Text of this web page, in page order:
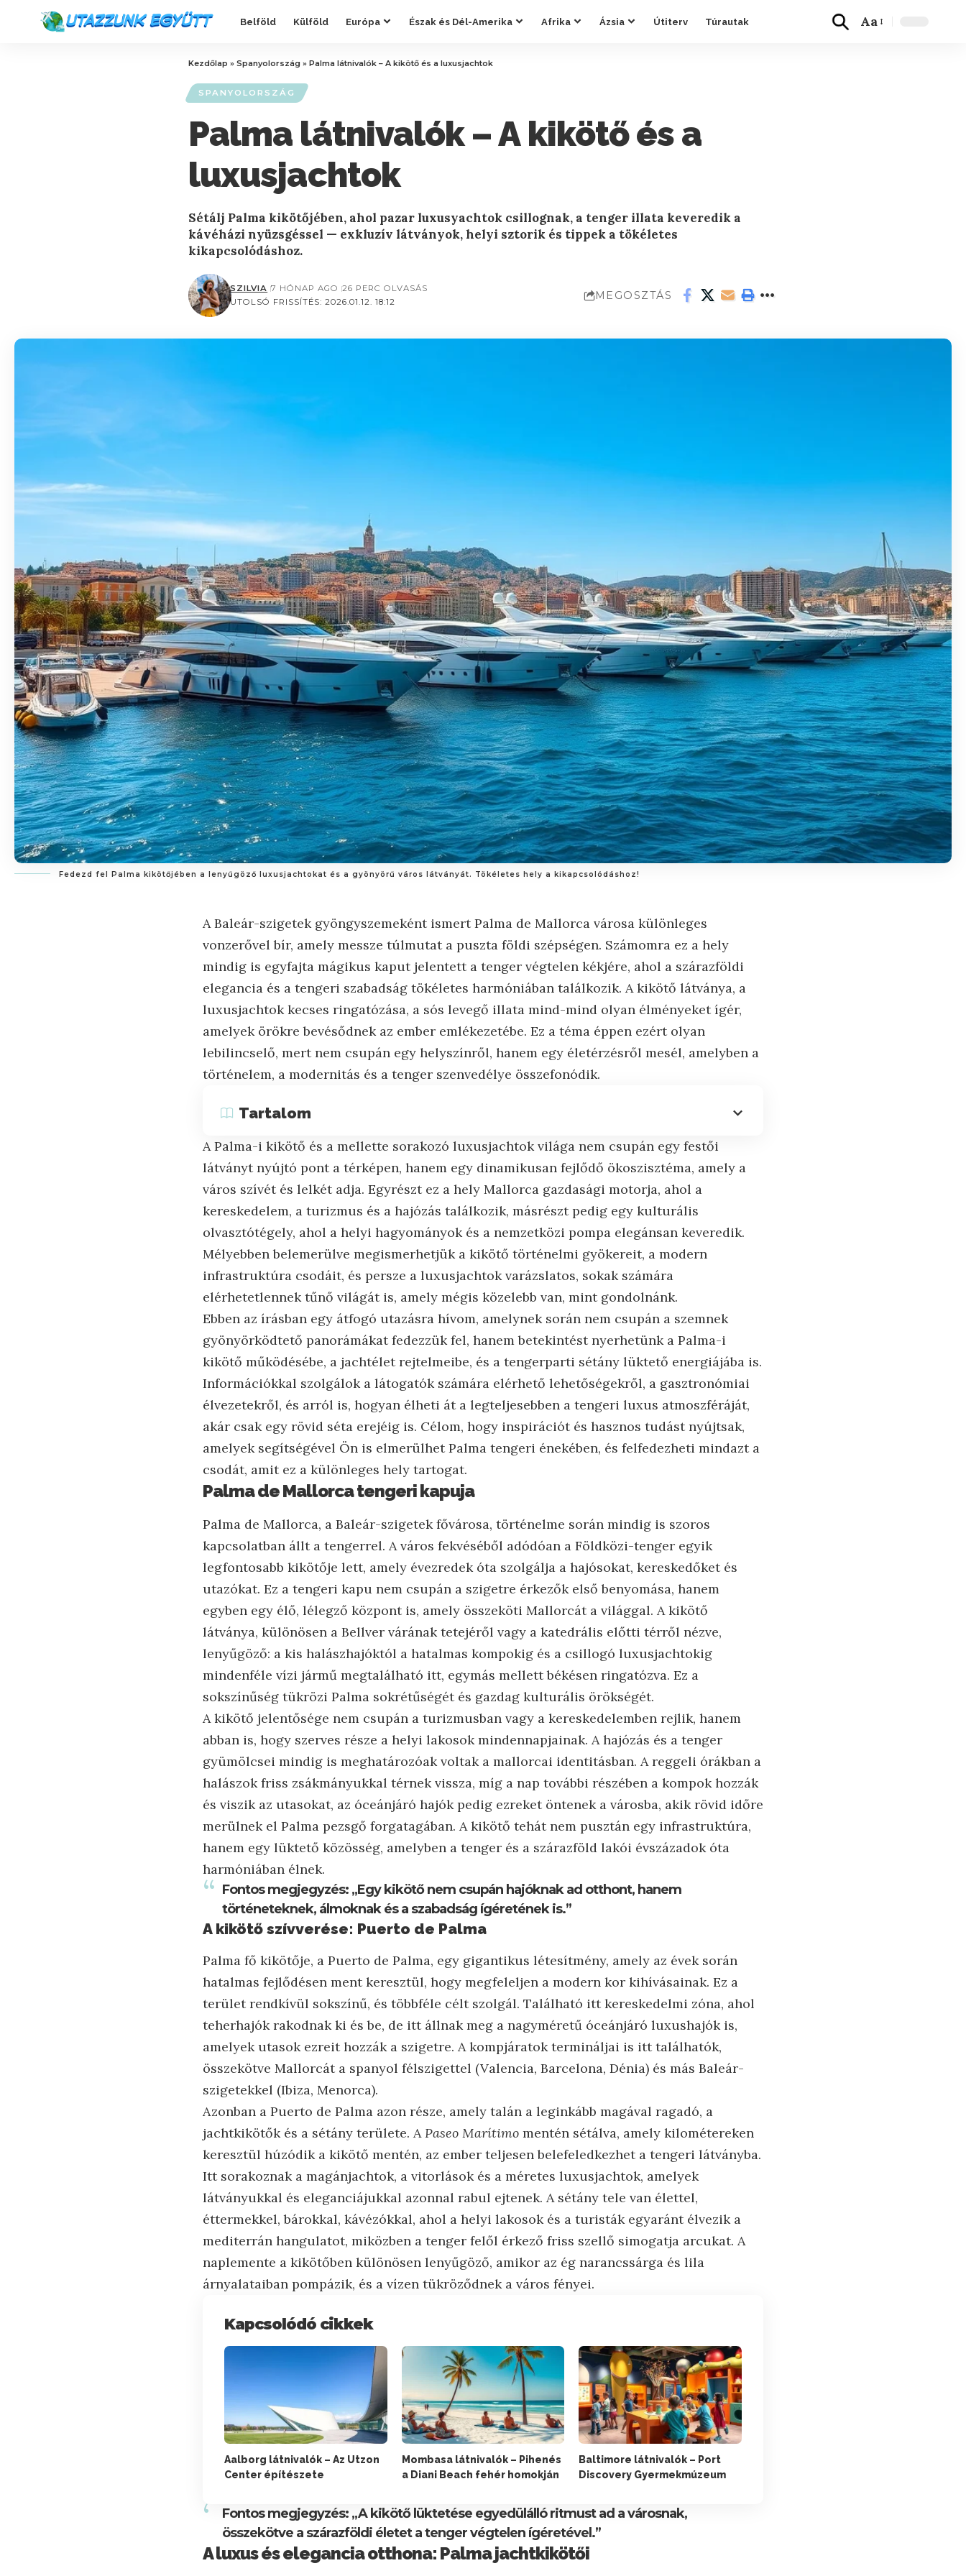
Belföld Külföld Európa Észak és Dél-Amerika Afrika Ázsia Útiterv Túrautak Aa
Kezdőlap » Spanyolország » Palma látnivalók – A kikötő és a luxusjachtok
SPANYOLORSZÁG
Palma látnivalók – A kikötő és a
luxusjachtok
Sétálj Palma kikötőjében, ahol pazar luxusyachtok csillognak, a tenger illata keveredik a
kávéházi nyüzsgéssel — exkluzív látványok, helyi sztorik és tippek a tökéletes
kikapcsolódáshoz.
UTOLSÓ FRISSÍTÉS: 2026.01.12. 18:12
SZILVIA 7 HÓNAP AGO 26 PERC OLVASÁS
MEGOSZTÁS
Fedezd fel Palma kikötőjében a lenyűgöző luxusjachtokat és a gyönyörű város látványát. Tökéletes hely a kikapcsolódáshoz!
A Baleár-szigetek gyöngyszemeként ismert Palma de Mallorca városa különleges
vonzerővel bír, amely messze túlmutat a puszta földi szépségen. Számomra ez a hely
mindig is egyfajta mágikus kaput jelentett a tenger végtelen kékjére, ahol a szárazföldi
elegancia és a tengeri szabadság tökéletes harmóniában találkozik. A kikötő látványa, a
luxusjachtok kecses ringatózása, a sós levegő illata mind-mind olyan élményeket ígér,
amelyek örökre bevésődnek az ember emlékezetébe. Ez a téma éppen ezért olyan
lebilincselő, mert nem csupán egy helyszínről, hanem egy életérzésről mesél, amelyben a
történelem, a modernitás és a tenger szenvedélye összefonódik.
Tartalom
A Palma-i kikötő és a mellette sorakozó luxusjachtok világa nem csupán egy festői
látványt nyújtó pont a térképen, hanem egy dinamikusan fejlődő ökoszisztéma, amely a
város szívét és lelkét adja. Egyrészt ez a hely Mallorca gazdasági motorja, ahol a
kereskedelem, a turizmus és a hajózás találkozik, másrészt pedig egy kulturális
olvasztótégely, ahol a helyi hagyományok és a nemzetközi pompa elegánsan keveredik.
Mélyebben belemerülve megismerhetjük a kikötő történelmi gyökereit, a modern
infrastruktúra csodáit, és persze a luxusjachtok varázslatos, sokak számára
elérhetetlennek tűnő világát is, amely mégis közelebb van, mint gondolnánk.
Ebben az írásban egy átfogó utazásra hívom, amelynek során nem csupán a szemnek
gyönyörködtető panorámákat fedezzük fel, hanem betekintést nyerhetünk a Palma-i
kikötő működésébe, a jachtélet rejtelmeibe, és a tengerparti sétány lüktető energiájába is.
Információkkal szolgálok a látogatók számára elérhető lehetőségekről, a gasztronómiai
élvezetekről, és arról is, hogyan élheti át a legteljesebben a tengeri luxus atmoszféráját,
akár csak egy rövid séta erejéig is. Célom, hogy inspirációt és hasznos tudást nyújtsak,
amelyek segítségével Ön is elmerülhet Palma tengeri énekében, és felfedezheti mindazt a
csodát, amit ez a különleges hely tartogat.
Palma de Mallorca tengeri kapuja
Palma de Mallorca, a Baleár-szigetek fővárosa, történelme során mindig is szoros
kapcsolatban állt a tengerrel. A város fekvéséből adódóan a Földközi-tenger egyik
legfontosabb kikötője lett, amely évezredek óta szolgálja a hajósokat, kereskedőket és
utazókat. Ez a tengeri kapu nem csupán a szigetre érkezők első benyomása, hanem
egyben egy élő, lélegző központ is, amely összeköti Mallorcát a világgal. A kikötő
látványa, különösen a Bellver várának tetejéről vagy a katedrális előtti térről nézve,
lenyűgöző: a kis halászhajóktól a hatalmas kompokig és a csillogó luxusjachtokig
mindenféle vízi jármű megtalálható itt, egymás mellett békésen ringatózva. Ez a
sokszínűség tükrözi Palma sokrétűségét és gazdag kulturális örökségét.
A kikötő jelentősége nem csupán a turizmusban vagy a kereskedelemben rejlik, hanem
abban is, hogy szerves része a helyi lakosok mindennapjainak. A hajózás és a tenger
gyümölcsei mindig is meghatározóak voltak a mallorcai identitásban. A reggeli órákban a
halászok friss zsákmányukkal térnek vissza, míg a nap további részében a kompok hozzák
és viszik az utasokat, az óceánjáró hajók pedig ezreket öntenek a városba, akik rövid időre
merülnek el Palma pezsgő forgatagában. A kikötő tehát nem pusztán egy infrastruktúra,
hanem egy lüktető közösség, amelyben a tenger és a szárazföld lakói évszázadok óta
harmóniában élnek.
Fontos megjegyzés: „Egy kikötő nem csupán hajóknak ad otthont, hanem
történeteknek, álmoknak és a szabadság ígéretének is.”
A kikötő szívverése: Puerto de Palma
Palma fő kikötője, a Puerto de Palma, egy gigantikus létesítmény, amely az évek során
hatalmas fejlődésen ment keresztül, hogy megfeleljen a modern kor kihívásainak. Ez a
terület rendkívül sokszínű, és többféle célt szolgál. Található itt kereskedelmi zóna, ahol
teherhajók rakodnak ki és be, de itt állnak meg a nagyméretű óceánjáró luxushajók is,
amelyek utasok ezreit hozzák a szigetre. A kompjáratok termináljai is itt találhatók,
összekötve Mallorcát a spanyol félszigettel (Valencia, Barcelona, Dénia) és más Baleár-
szigetekkel (Ibiza, Menorca).
Azonban a Puerto de Palma azon része, amely talán a leginkább magával ragadó, a
jachtkikötők és a sétány területe. APaseo Marítimo mentén sétálva, amely kilométereken
keresztül húzódik a kikötő mentén, az ember teljesen belefeledkezhet a tengeri látványba.
Itt sorakoznak a magánjachtok, a vitorlások és a méretes luxusjachtok, amelyek
látványukkal és eleganciájukkal azonnal rabul ejtenek. A sétány tele van élettel,
éttermekkel, bárokkal, kávézókkal, ahol a helyi lakosok és a turisták egyaránt élvezik a
mediterrán hangulatot, miközben a tenger felől érkező friss szellő simogatja arcukat. A
naplemente a kikötőben különösen lenyűgöző, amikor az ég narancssárga és lila
árnyalataiban pompázik, és a vízen tükröződnek a város fényei.
Kapcsolódó cikkek
Aalborg látnivalók – Az Utzon
Center építészete
Mombasa látnivalók – Pihenés
a Diani Beach fehér homokján
Baltimore látnivalók – Port
Discovery Gyermekmúzeum
Fontos megjegyzés: „A kikötő lüktetése egyedülálló ritmust ad a városnak,
összekötve a szárazföldi életet a tenger végtelen ígéretével.”
A luxus és elegancia otthona: Palma jachtkikötői